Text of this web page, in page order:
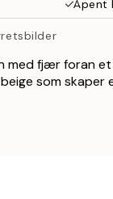
Åpent
med fjær foran
som skaper